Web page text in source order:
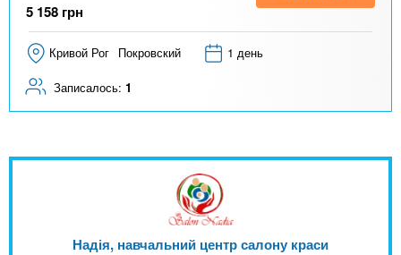
5 158 грн
Кривой Рог Покровский 1 день
Записалось: 1
Надія, навчальний центр салону краси